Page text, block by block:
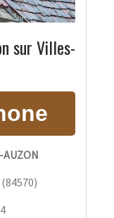
sur Villes-
AUZON
(84570)